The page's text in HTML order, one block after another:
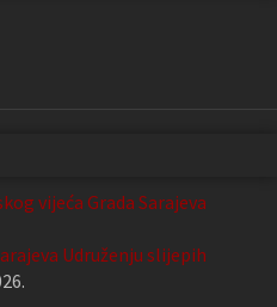
vijeća Grada Sarajeva
Udruženju slijepih